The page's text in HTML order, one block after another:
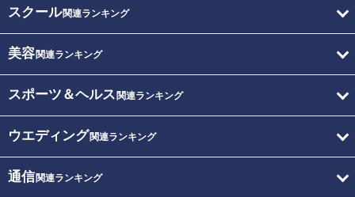
スクール関連ランキング
美容関連ランキング
スポーツ＆ヘルス 関連ランキング
ウエディング関連ランキング
通信関連ランキング